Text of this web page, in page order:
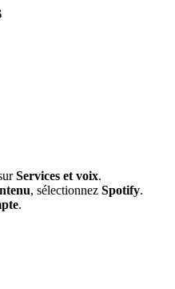
Services et voix.
, sélectionnez Spotify.
.